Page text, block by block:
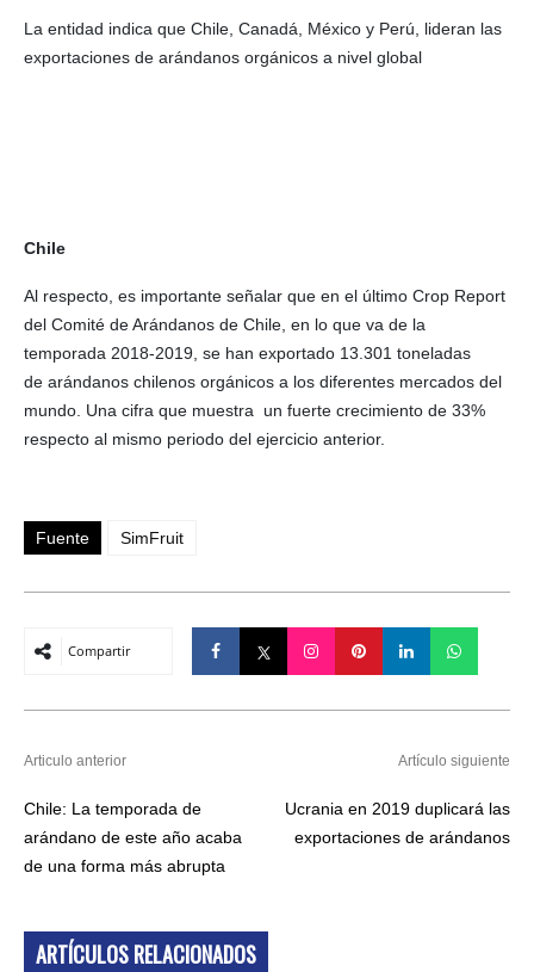
La entidad indica que Chile, Canadá, México y Perú, lideran las
exportaciones de arándanos orgánicos a nivel global
Chile
Al respecto, es importante señalar que en el último Crop Report
del Comité de Arándanos de Chile, en lo que va de la
temporada 2018-2019, se han exportado 13.301 toneladas
de arándanos chilenos orgánicos a los diferentes mercados del
mundo. Una cifra que muestra un fuerte crecimiento de 33%
respecto al mismo periodo del ejercicio anterior.
Fuente SimFruit
Compartir
Articulo anterior
Chile: La temporada de
arándano de este año acaba
de una forma más abrupta
Artículo siguiente
Ucrania en 2019 duplicará las
exportaciones de arándanos
ARTÍCULOS RELACIONADOS